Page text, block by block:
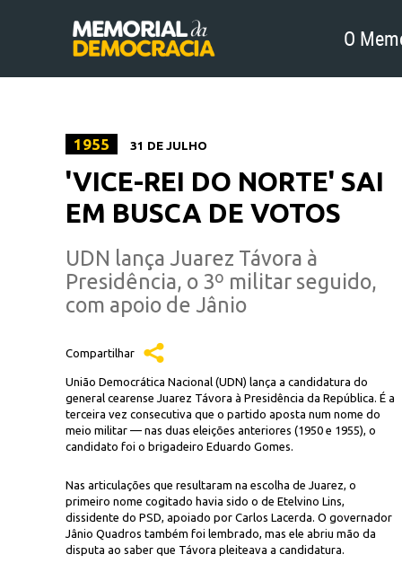
O
1955 31 DE JULHO
'VICE-REI DO NORTE' SAI
EM BUSCA DE VOTOS
UDN lança Juarez Távora à
Presidência, o 3º militar seguido,
com apoio de Jânio
Compartilhar
União Democrática Nacional (UDN) lança a candidatura do
general cearense Juarez Távora à Presidência da República. É a
terceira vez consecutiva que o partido aposta num nome do
meio militar — nas duas eleições anteriores (1950 e 1955), o
candidato foi o brigadeiro Eduardo Gomes.
Nas articulações que resultaram na escolha de Juarez, o
primeiro nome cogitado havia sido o de Etelvino Lins,
dissidente do PSD, apoiado por Carlos Lacerda. O governador
Jânio Quadros também foi lembrado, mas ele abriu mão da
disputa ao saber que Távora pleiteava a candidatura.